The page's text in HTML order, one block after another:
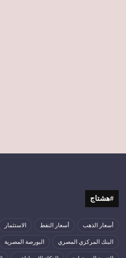
#هشتاج
أسعار الذهب أسعار النفط الاستثمار
البنك المركزي المصري البورصة المصرية